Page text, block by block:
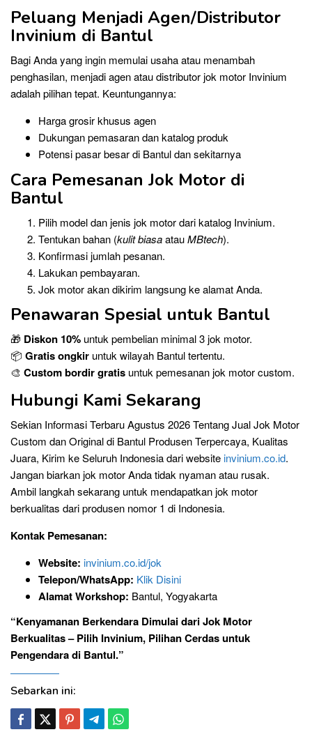
Peluang Menjadi Agen/Distributor
Invinium di Bantul
Bagi Anda yang ingin memulai usaha atau menambah
penghasilan, menjadi agen atau distributor jok motor Invinium
adalah pilihan tepat. Keuntungannya:
Harga grosir khusus agen
Dukungan pemasaran dan katalog produk
Potensi pasar besar di Bantul dan sekitarnya
Cara Pemesanan Jok Motor di
Bantul
Pilih model dan jenis jok motor dari katalog Invinium.
Tentukan bahan (kulit biasaatauMBtech).
Konfirmasi jumlah pesanan.
Lakukan pembayaran.
Jok motor akan dikirim langsung ke alamat Anda.
Penawaran Spesial untuk Bantul
🎁 Diskon 10% untuk pembelian minimal 3 jok motor.
📦 Gratis ongkir untuk wilayah Bantul tertentu.
🎨 Custom bordir gratis untuk pemesanan jok motor custom.
Hubungi Kami Sekarang
Sekian Informasi Terbaru Agustus 2026 Tentang Jual Jok Motor
Custom dan Original di Bantul Produsen Terpercaya, Kualitas
Juara, Kirim ke Seluruh Indonesia dari websiteinvinium.co.id.
Jangan biarkan jok motor Anda tidak nyaman atau rusak.
Ambil langkah sekarang untuk mendapatkan jok motor
berkualitas dari produsen nomor 1 di Indonesia.
Kontak Pemesanan:
Website: invinium.co.id/jok
Telepon/WhatsApp: Klik Disini
Alamat Workshop: Bantul, Yogyakarta
“Kenyamanan Berkendara Dimulai dari Jok Motor
Berkualitas – Pilih Invinium, Pilihan Cerdas untuk
Pengendara di Bantul.”
Sebarkan ini: